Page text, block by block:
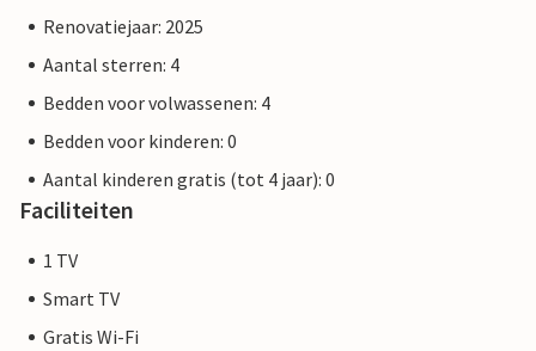
Renovatiejaar: 2025
Aantal sterren: 4
Bedden voor volwassenen: 4
Bedden voor kinderen: 0
Aantal kinderen gratis (tot 4 jaar): 0
Faciliteiten
1 TV
Smart TV
Gratis Wi-Fi